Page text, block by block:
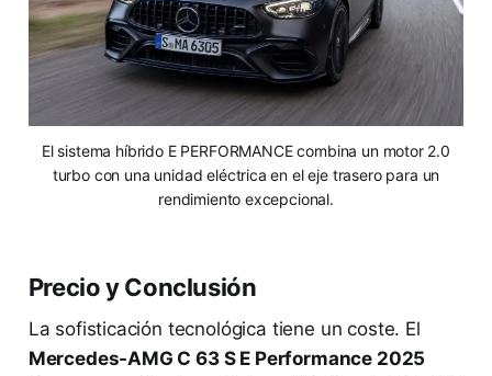
El sistema híbrido E PERFORMANCE combina un motor 2.0
turbo con una unidad eléctrica en el eje trasero para un
rendimiento excepcional.
Precio y Conclusión
La sofisticación tecnológica tiene un coste. El
Mercedes-AMG C 63 S E Performance 2025